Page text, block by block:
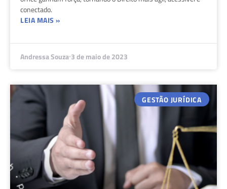
conectado.
LEIA MAIS »
Andressa Souza 3 de maio de 2023
GESTÃO JURÍDICA